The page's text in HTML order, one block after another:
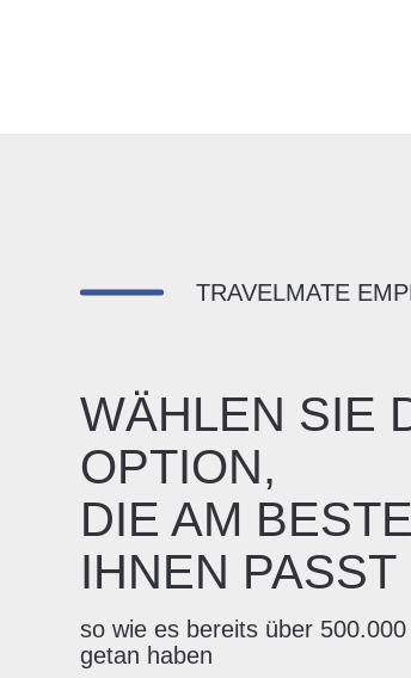
TRAVELMATE
WÄHLEN SIE
OPTION,
DIE AM
IHNEN PASST
so wie es bereits über
getan haben